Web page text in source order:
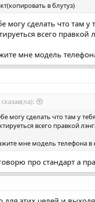
в блутуз)
могу сделать что там
всего правкой
мне модель
могу сделать что там у
всего правкой
мне модель телефона в
про стандарт а